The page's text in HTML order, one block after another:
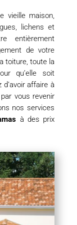
vieille maison,
lichens et
entièrement
de votre
toiture, toute la
qu’elle soit
affaire à
vous revenir
nos services
à des prix